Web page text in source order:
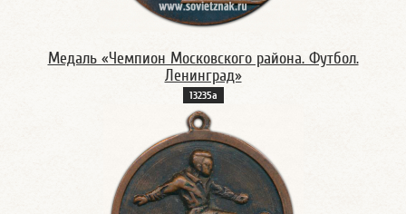
Медаль «Чемпион Московского района. Футбол.
Ленинград»
13235а